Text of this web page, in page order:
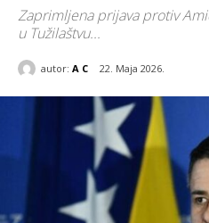
Zaprimljena prijava protiv
u Tužilaštvu...
autor: A C 22. Maja 2026.